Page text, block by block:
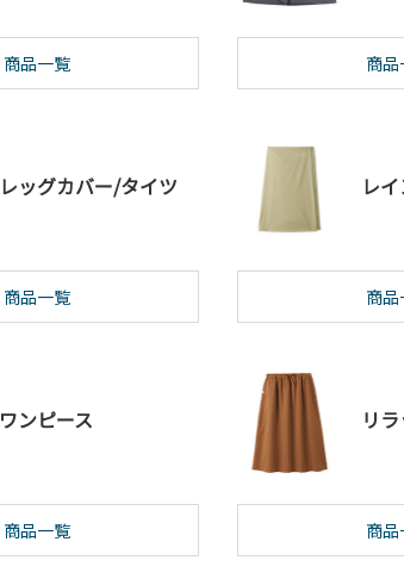
商品一覧 商
レッグカバー/タイツ
商品一覧
レ
商
ワンピース
商品一覧
リ
商